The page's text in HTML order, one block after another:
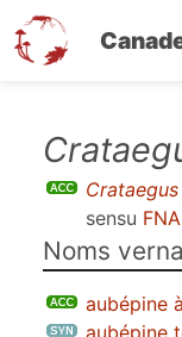
contenu
sensu
Noms
aubépine
aubépine